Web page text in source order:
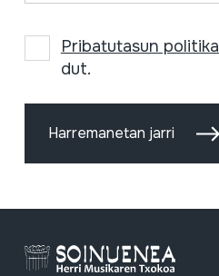
Pribatutasun politika
dut.
Harremanetan jarri